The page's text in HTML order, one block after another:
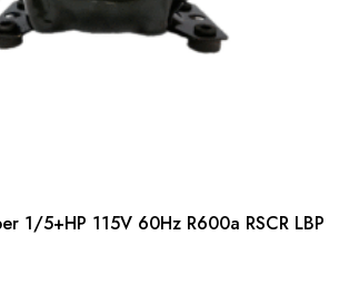
1/5+HP 115V 60Hz R600a RSCR LBP